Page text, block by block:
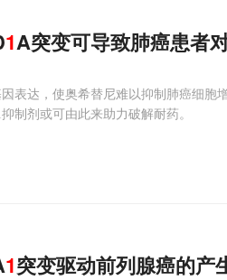
1A突变可导致肺癌患者
表达，使奥希替尼难以抑制肺癌细胞
制剂或可由此来助力破解耐药。
1突变驱动前列腺癌的产